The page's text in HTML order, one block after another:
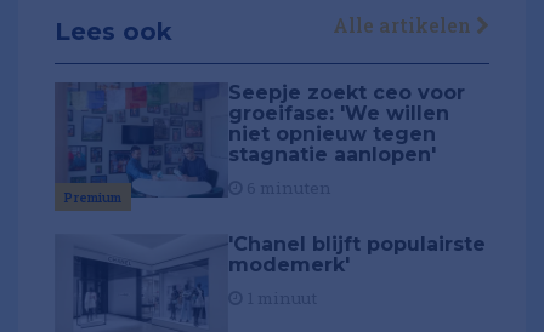
Lees ook Alle artikelen
Premium
Seepje zoekt ceo voor
groeifase: 'We willen
niet opnieuw tegen
stagnatie aanlopen'
'Chanel blijft populairste
modemerk'